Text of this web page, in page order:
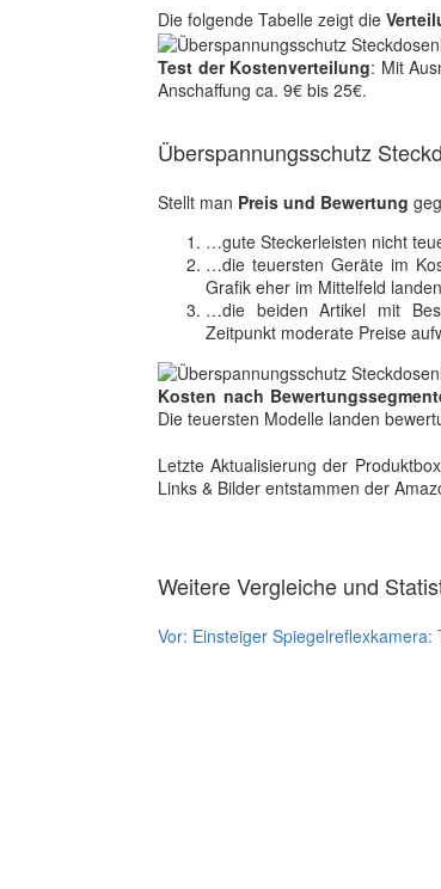
Die folgende Tabelle zeigt die
Test der Kostenverteilung: Mit
Anschaffung ca. 9€ bis 25€.
Überspannungsschutz
Stellt man Preis und Bewertung
…gute Steckerleisten nicht
…die teuersten Geräte im
Grafik eher im Mittelfeld
…die beiden Artikel mit
Zeitpunkt moderate Preise
Kosten nach
Die teuersten Modelle landen
Letzte Aktualisierung der
Links & Bilder entstammen der
Weitere Vergleiche und
Vor: Einsteiger Spiegelreflexkamera: